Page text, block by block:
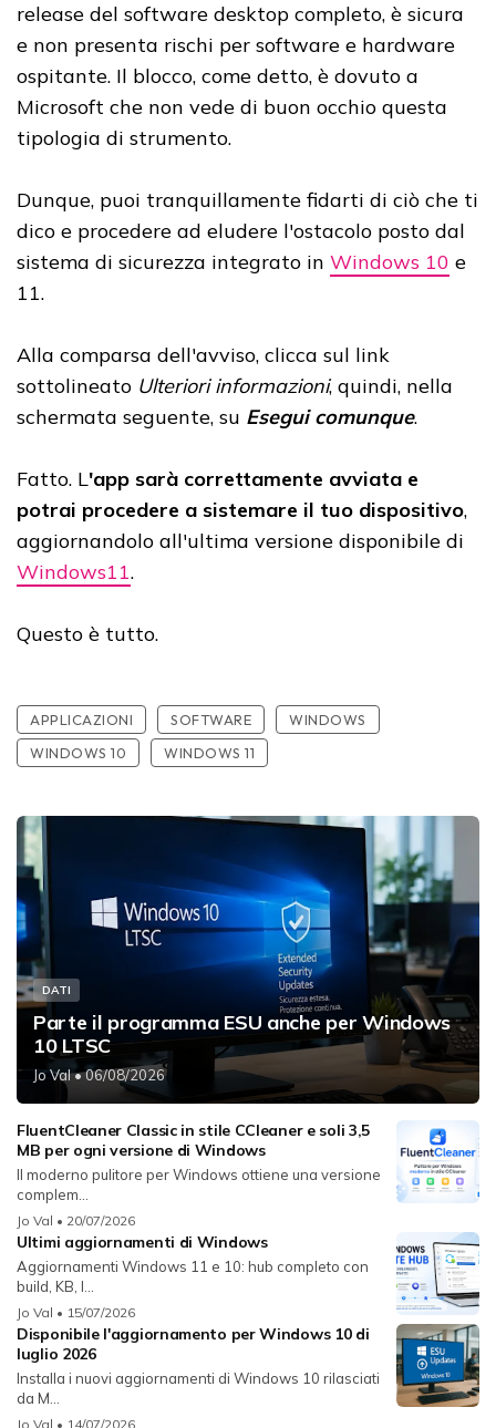
release del software desktop completo, è sicura
e non presenta rischi per software e hardware
ospitante. Il blocco, come detto, è dovuto a
Microsoft che non vede di buon occhio questa
tipologia di strumento.
Dunque, puoi tranquillamente fidarti di ciò che ti
dico e procedere ad eludere l'ostacolo posto dal
sistema di sicurezza integrato in Windows 10 e
11.
Alla comparsa dell'avviso, clicca sul link
sottolineato Ulteriori informazioni, quindi, nella
schermata seguente, su Esegui comunque.
Fatto. L'app sarà correttamente avviata e
potrai procedere a sistemare il tuo dispositivo,
aggiornandolo all'ultima versione disponibile di
Windows11.
Questo è tutto.
APPLICAZIONI SOFTWARE
WINDOWS
WINDOWS 10
WINDOWS 11
DATI
Parte il programma ESU anche per Windows
10 LTSC
Jo Val• 06/08/2026
FluentCleaner Classic in stile CCleaner e soli 3,5
MB per ogni versione di Windows
Il moderno pulitore per Windows ottiene una versione
complem...
Jo Val • 20/07/2026
Ultimi aggiornamenti di Windows
Aggiornamenti Windows 11 e 10: hub completo con
build, KB, l...
Jo Val • 15/07/2026
Disponibile l'aggiornamento per Windows 10 di
luglio 2026
Installa i nuovi aggiornamenti di Windows 10 rilasciati
da M...
Jo Val • 14/07/2026